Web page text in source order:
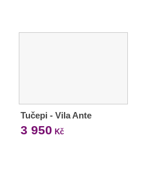
Tučepi - Vila Ante
3 950 Kč